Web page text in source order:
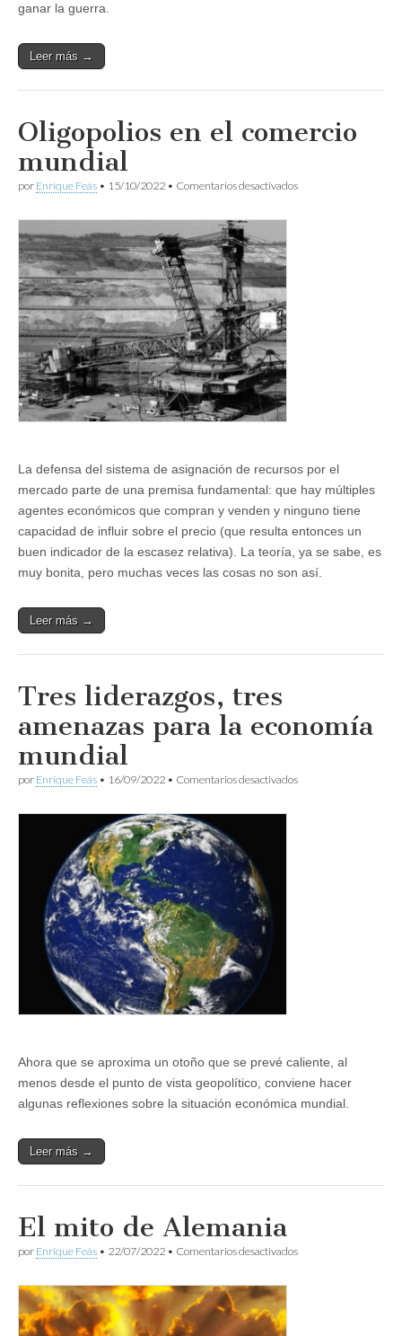
ganar la guerra.
Leer más →
Oligopolios en el comercio
mundial
por Enrique Feás • 15/10/2022 • Comentarios desactivadosen
La defensa del sistema de asignación de recursos por el
mercado parte de una premisa fundamental: que hay múltiples
agentes económicos que compran y venden y ninguno tiene
capacidad de influir sobre el precio (que resulta entonces un
buen indicador de la escasez relativa). La teoría, ya se sabe, es
muy bonita, pero muchas veces las cosas no son así.
Leer más →
Tres liderazgos, tres
amenazas para la economía
mundial
por Enrique Feás • 16/09/2022 • Comentarios desactivadosen
Ahora que se aproxima un otoño que se prevé caliente, al
menos desde el punto de vista geopolítico, conviene hacer
algunas reflexiones sobre la situación económica mundial.
Leer más →
El mito de Alemania
por Enrique Feás • 22/07/2022 • Comentarios desactivadosen